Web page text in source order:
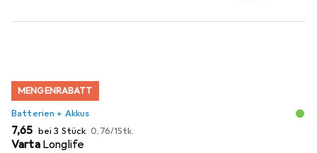
MENGENRABATT
Batterien + Akkus
EUR
7,65 bei 3 Stück EUR
0,76/1Stk.
Varta Longlife